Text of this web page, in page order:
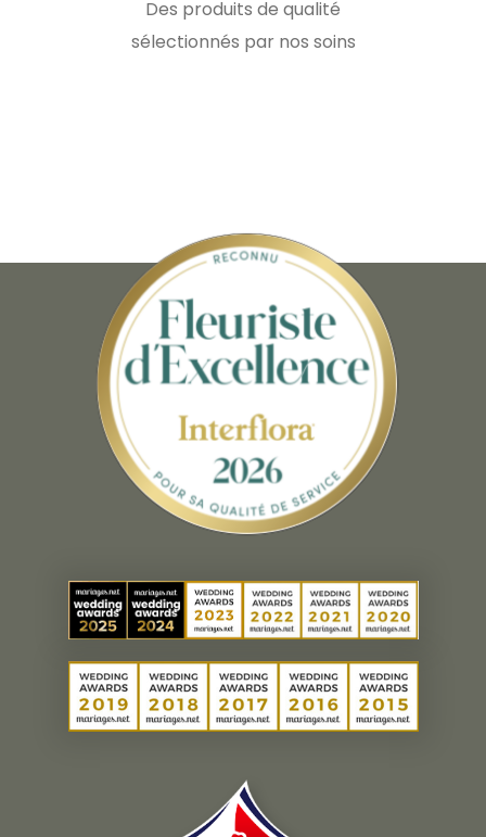
Des produits de qualité
sélectionnés par nos soins